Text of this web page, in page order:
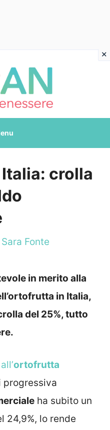
crolla
Sara Fonte
in merito alla
in Italia,
del 25%, tutto
ortofrutta
progressiva
ha subito un
24,9%, lo rende